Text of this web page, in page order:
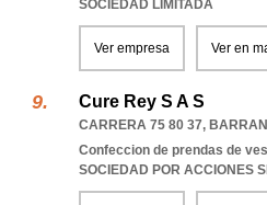
SOCIEDAD LIMITADA
Ver empresa Ver en
Cure Rey S A S
CARRERA 75 80 37,
Confeccion de prendas de
SOCIEDAD POR ACCIONES